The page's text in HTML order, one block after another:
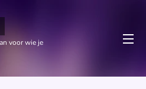
voor wie je